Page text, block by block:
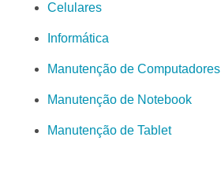
Celulares
Informática
Manutenção de Computadores
Manutenção de Notebook
Manutenção de Tablet